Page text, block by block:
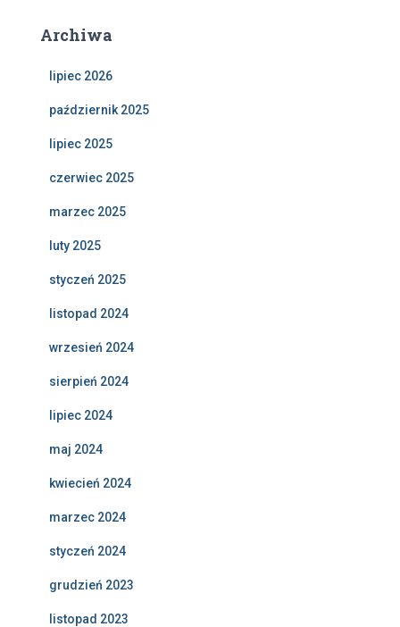
Archiwa
lipiec 2026
październik 2025
lipiec 2025
czerwiec 2025
marzec 2025
luty 2025
styczeń 2025
listopad 2024
wrzesień 2024
sierpień 2024
lipiec 2024
maj 2024
kwiecień 2024
marzec 2024
styczeń 2024
grudzień 2023
listopad 2023